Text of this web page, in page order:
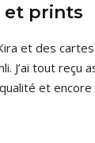
et prints
et des
J’ai tout reçu
et encore